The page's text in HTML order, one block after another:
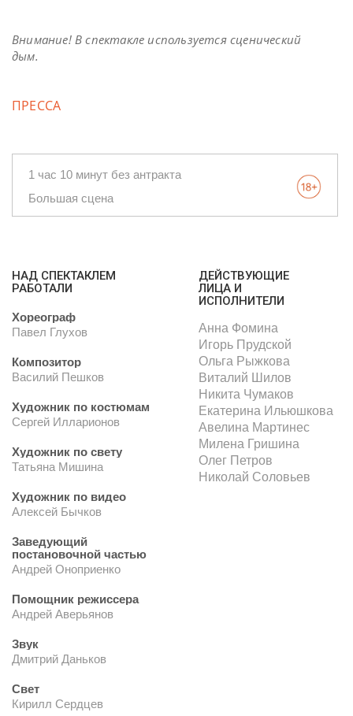
Внимание! В спектакле используется сценический
дым.
ПРЕССА
1 час 10 минут без антракта
Большая сцена
НАД СПЕКТАКЛЕМ
РАБОТАЛИ
Хореограф
Павел Глухов
Композитор
Василий Пешков
Художник по костюмам
Сергей Илларионов
Художник по свету
Татьяна Мишина
Художник по видео
Алексей Бычков
Заведующий
постановочной частью
Андрей Оноприенко
Помощник режиссера
Андрей Аверьянов
Звук
Дмитрий Даньков
Свет
Кирилл Сердцев
ДЕЙСТВУЮЩИЕ
ЛИЦА И
ИСПОЛНИТЕЛИ
Анна Фомина
Игорь Прудской
Ольга Рыжкова
Виталий Шилов
Никита Чумаков
Екатерина Ильюшкова
Авелина Мартинес
Милена Гришина
Олег Петров
Николай Соловьев